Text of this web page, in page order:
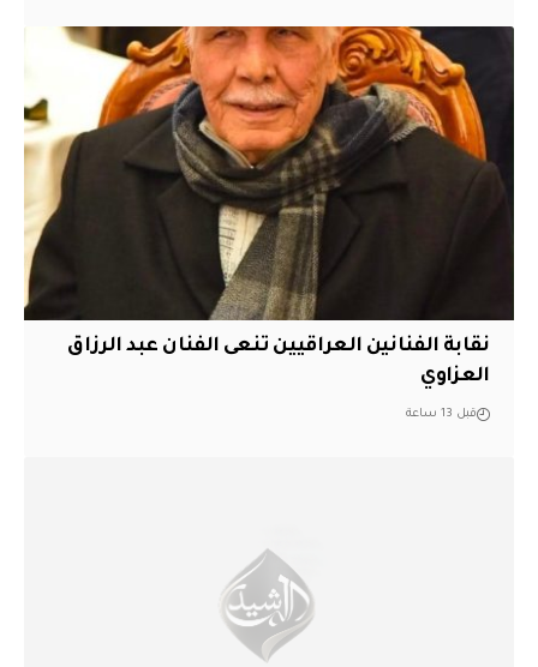
نقابة الفنانين العراقيين تنعى الفنان عبد الرزاق
العزاوي
قبل 13 ساعة